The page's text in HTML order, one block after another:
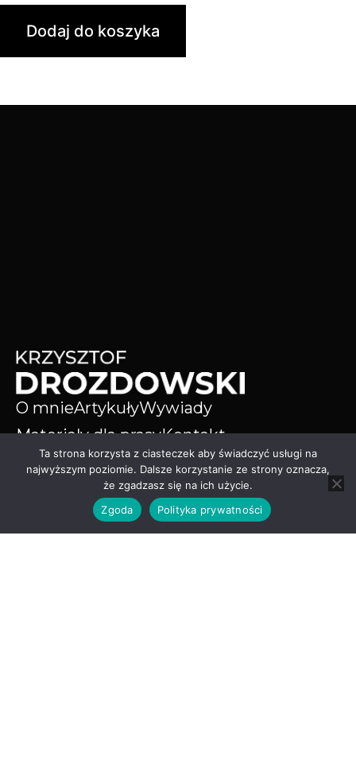
Dodaj do koszyka
O mnieArtykułyWywiady
Materiały dla prasyKontakt
Księgarnia online
Ta strona korzysta z ciasteczek aby świadczyć usługi na
najwyższym poziomie. Dalsze korzystanie ze strony oznacza,
że zgadzasz się na ich użycie.
Zgoda
Polityka prywatności